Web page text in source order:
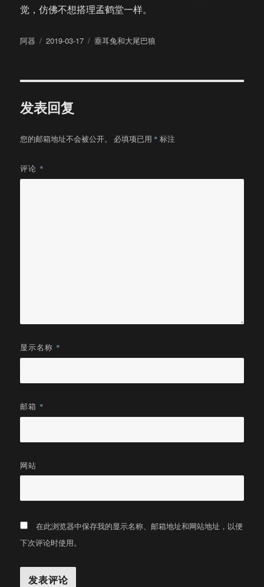
觉，仿佛不想搭理孟鹤堂一样。
作
阿器
发
2019-03-17
分
垂耳兔和大尾巴狼
发表回复
您的邮箱地址不会被公开。 必填项已用 * 标注
评论 *
显示名称 *
邮箱 *
网站
在此浏览器中保存我的显示名称、邮箱地址和网站地址，以便
下次评论时使用。